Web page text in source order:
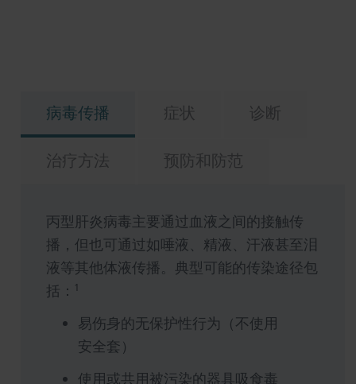
病毒传播 症状 诊断
治疗方法 预防和防范
丙型肝炎病毒主要通过血液之间的接触传
播，但也可通过如唾液、精液、汗液甚至泪
液等其他体液传播。典型可能的传染途径包
括： 1
易伤身的无保护性行为（不使用
安全套）
使用或共用被污染的器具吸食毒